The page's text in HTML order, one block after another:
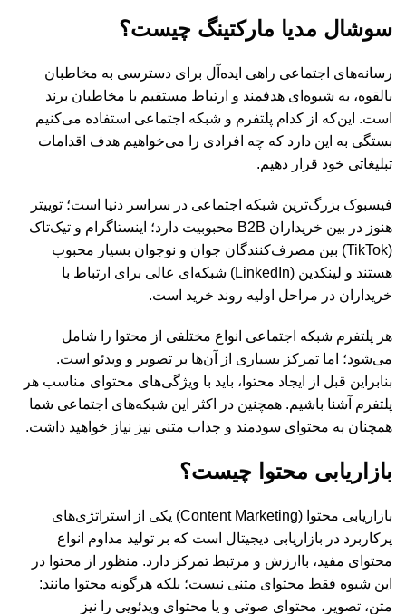
سوشال مدیا مارکتینگ چیست؟
رسانه‌های اجتماعی راهی ایده‌آل برای دسترسی به مخاطبان
بالقوه، به شیوه‌ای هدفمند و ارتباط مستقیم با مخاطبان برند
است. این‌که از کدام پلتفرم و شبکه اجتماعی استفاده می‌کنیم
بستگی به این دارد که چه افرادی را می‌خواهیم هدف اقدامات
تبلیغاتی خود قرار دهیم.
فیسبوک بزرگ‌ترین شبکه اجتماعی در سراسر دنیا است؛ توییتر
هنوز در بین خریداران B2B محبوبیت دارد؛ اینستاگرام و تیک‌تاک
(TikTok) بین مصرف‌کنندگان جوان و نوجوان بسیار محبوب
هستند و لینکدین (LinkedIn) شبکه‌ای عالی برای ارتباط با
خریداران در مراحل اولیه روند خرید است.
هر پلتفرم شبکه اجتماعی انواع مختلفی از محتوا را شامل
می‌شود؛ اما تمرکز بسیاری از آن‌ها بر تصویر و ویدئو است.
بنابراین قبل از ایجاد محتوا، باید با ویژگی‌های محتوای مناسب هر
پلتفرم آشنا باشیم. همچنین در اکثر این شبکه‌های اجتماعی شما
همچنان به محتوای سودمند و جذاب متنی نیز نیاز خواهید داشت.
بازاریابی محتوا چیست؟
بازاریابی محتوا (Content Marketing) یکی از استراتژی‌های
پرکاربرد در بازاریابی دیجیتال است که بر تولید مداوم انواع
محتوای مفید، باارزش و مرتبط تمرکز دارد. منظور از محتوا در
این شیوه فقط محتوای متنی نیست؛ بلکه هرگونه محتوا مانند:
متن، تصویر، محتوای صوتی و یا محتوای ویدئویی را نیز